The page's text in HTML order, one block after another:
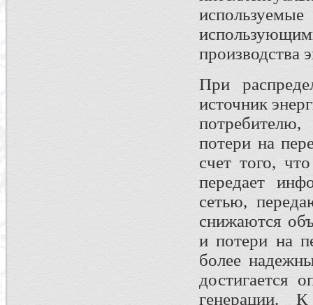
производства
При
источник
потери на
счет того,
передает
сетью,
снижаются
и потери на
более
достигается
генерации. К